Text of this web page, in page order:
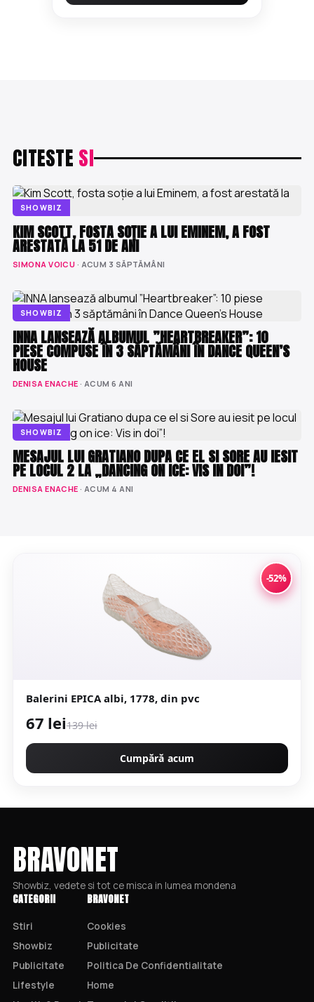
CITESTE SI
SHOWBIZ
KIM SCOTT, FOSTA SOȚIE A LUI EMINEM, A FOST
ARESTATĂ LA 51 DE ANI
SIMONA VOICU · ACUM 3 SĂPTĂMÂNI
SHOWBIZ
INNA LANSEAZĂ ALBUMUL ”HEARTBREAKER”: 10
PIESE COMPUSE ÎN 3 SĂPTĂMÂNI ÎN DANCE QUEEN’S
HOUSE
DENISA ENACHE · ACUM 6 ANI
SHOWBIZ
MESAJUL LUI GRATIANO DUPA CE EL SI SORE AU IESIT
PE LOCUL 2 LA „DANCING ON ICE: VIS IN DOI”!
DENISA ENACHE · ACUM 4 ANI
-52%
Balerini EPICA albi, 1778, din pvc
67 lei139 lei
Cumpără acum
BRAVONET
Showbiz, vedete si tot ce misca in lumea mondena
CATEGORII
Stiri
Showbiz
Publicitate
Lifestyle
BRAVONET
Cookies
Publicitate
Politica De Confidentialitate
Home